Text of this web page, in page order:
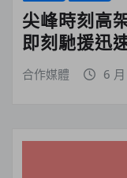
尖峰時刻高
即刻馳援迅
合作媒體 6